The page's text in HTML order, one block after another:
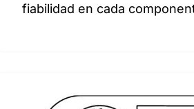
fiabilidad en cada